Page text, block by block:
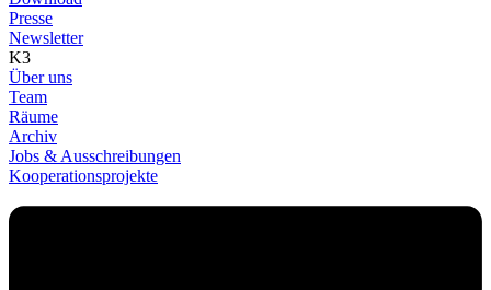
Presse
Newsletter
K3
Über uns
Team
Räume
Archiv
Jobs & Ausschreibungen
Kooperationsprojekte